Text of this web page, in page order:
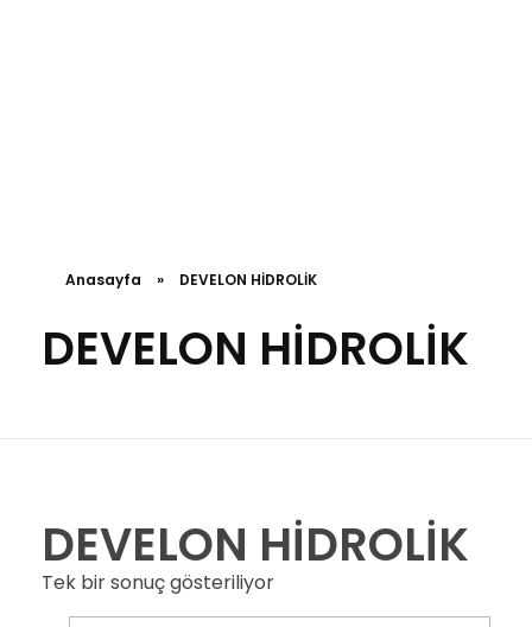
Anasayfa » DEVELON HİDROLİK
DEVELON HİDROLİK
DEVELON HİDROLİK
Tek bir sonuç gösteriliyor